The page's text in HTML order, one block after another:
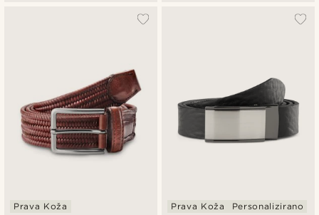
Prava Koža Prava Koža Personalizirano